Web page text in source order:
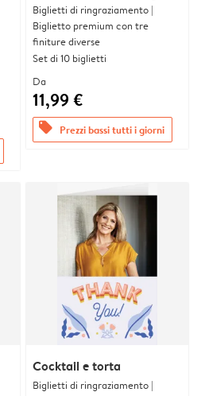
Biglietti di ringraziamento |
Biglietto premium con tre
finiture diverse
Set di 10 biglietti
Da
11,99 €
offers Prezzi bassi tutti i giorni
Cocktail e torta
Biglietti di ringraziamento |